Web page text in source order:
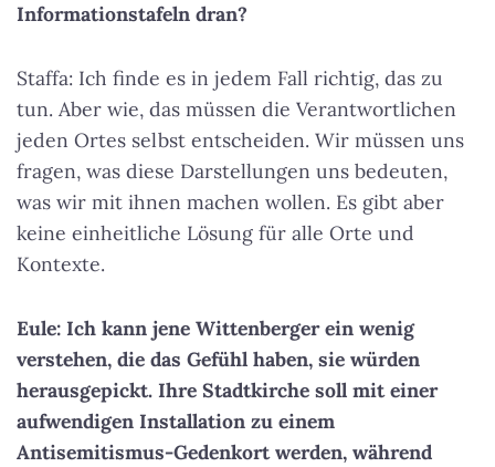
Informationstafeln dran?
Staffa: Ich finde es in jedem Fall richtig, das zu
tun. Aber wie, das müssen die Verantwortlichen
jeden Ortes selbst entscheiden. Wir müssen uns
fragen, was diese Darstellungen uns bedeuten,
was wir mit ihnen machen wollen. Es gibt aber
keine einheitliche Lösung für alle Orte und
Kontexte.
Eule: Ich kann jene Wittenberger ein wenig
verstehen, die das Gefühl haben, sie würden
herausgepickt. Ihre Stadtkirche soll mit einer
aufwendigen Installation zu einem
Antisemitismus-Gedenkort werden, während